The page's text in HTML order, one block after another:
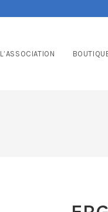
L’ASSOCIATION